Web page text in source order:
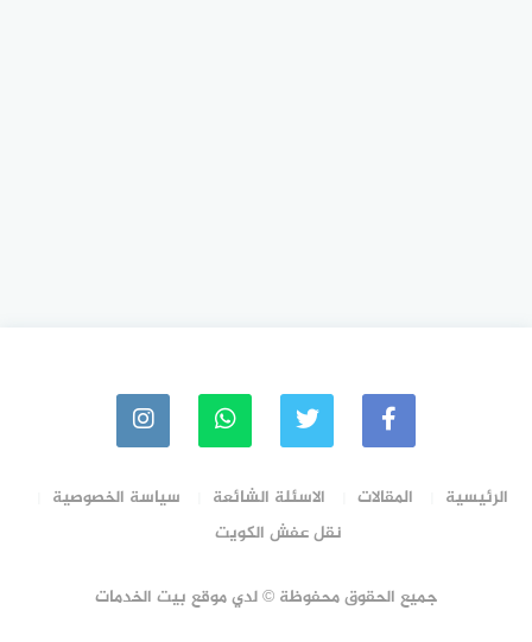
الرئيسية المقالات الاسئلة الشائعة
سياسة الخصوصية
نقل عفش الكويت
جميع الحقوق محفوظة © لدي موقع بيت الخدمات